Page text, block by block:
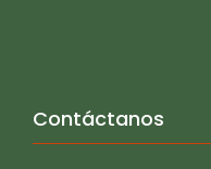
Contáctanos